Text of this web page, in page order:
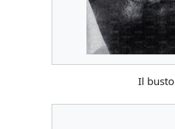
Il busto